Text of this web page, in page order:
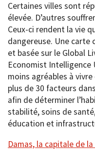
Certaines villes sont
élevée. D’autres
Ceux-ci rendent la vie
dangereuse. Une carte
et basée sur le Global
Economist Intelligence
moins agréables à
plus de 30 facteurs
afin de déterminer
stabilité, soins de
éducation et
Damas, la capitale de la